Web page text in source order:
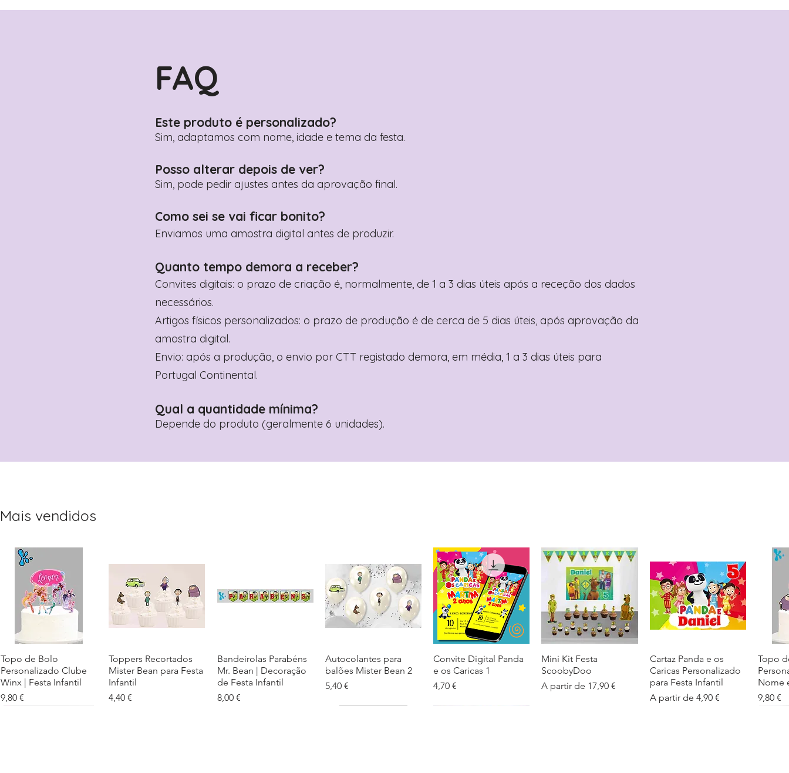
FAQ
Este produto é personalizado?
Sim, adaptamos com nome, idade e tema da festa.
Posso alterar depois de ver?
Sim, pode pedir ajustes antes da aprovação final.
Como sei se vai ficar bonito?
Enviamos uma amostra digital antes de produzir.
Quanto tempo demora a receber?
Convites digitais: o prazo de criação é, normalmente, de 1 a 3 dias úteis após a receção dos dados
necessários.
Artigos físicos personalizados: o prazo de produção é de cerca de 5 dias úteis, após aprovação da
amostra digital.
Envio: após a produção, o envio por CTT registado demora, em média, 1 a 3 dias úteis para
Portugal Continental.
Qual a quantidade mínima?
Depende do produto (geralmente 6 unidades).
Mais vendidos
Visualização rápida
Topo de Bolo
Personalizado Clube
Winx | Festa Infantil
Preço
9,80 €
Visualização rápida
Toppers Recortados
Mister Bean para Festa
Infantil
Preço
4,40 €
Visualização rápida
Bandeirolas Parabéns
Mr. Bean | Decoração
de Festa Infantil
Preço
8,00 €
Visualização rápida
Autocolantes para
balões Mister Bean 2
Preço
5,40 €
Visualização rápida
Convite Digital Panda
e os Caricas 1
Preço
4,70 €
Visualização rápida
Mini Kit Festa
ScoobyDoo
A partir de 17,90 €
Preço promocional
Visualização rápida
Cartaz Panda e os
Caricas Personalizado
para Festa Infantil
A partir de 4,90 €
Preço promocional
Topo
Nome
Preço
9,80 €